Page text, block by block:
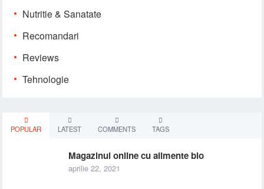
Nutritie & Sanatate
Recomandari
Reviews
Tehnologie
POPULAR LATEST COMMENTS TAGS
Magazinul online cu alimente bio
aprilie 22, 2021